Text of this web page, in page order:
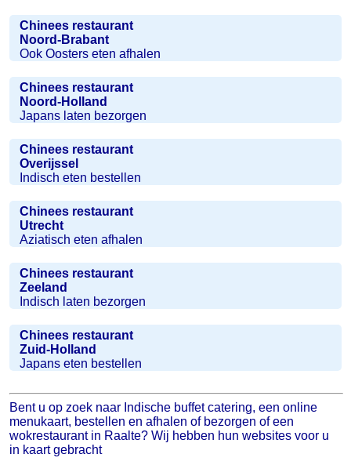
Chinees restaurant
Noord-Brabant
Ook Oosters eten afhalen
Chinees restaurant
Noord-Holland
Japans laten bezorgen
Chinees restaurant
Overijssel
Indisch eten bestellen
Chinees restaurant
Utrecht
Aziatisch eten afhalen
Chinees restaurant
Zeeland
Indisch laten bezorgen
Chinees restaurant
Zuid-Holland
Japans eten bestellen
Bent u op zoek naar Indische buffet catering, een online
menukaart, bestellen en afhalen of bezorgen of een
wokrestaurant in Raalte? Wij hebben hun websites voor u
in kaart gebracht